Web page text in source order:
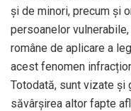
și de minori, precum și
persoanelor
române de aplicare a
acest fenomen
Totodată, sunt vizate și
săvârșirea altor fapte